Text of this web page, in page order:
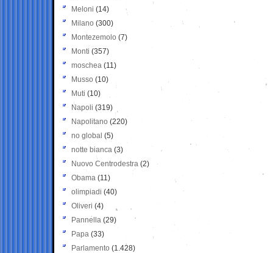
Meloni (14)
Milano (300)
Montezemolo (7)
Monti (357)
moschea (11)
Musso (10)
Muti (10)
Napoli (319)
Napolitano (220)
no global (5)
notte bianca (3)
Nuovo Centrodestra (2)
Obama (11)
olimpiadi (40)
Oliveri (4)
Pannella (29)
Papa (33)
Parlamento (1.428)